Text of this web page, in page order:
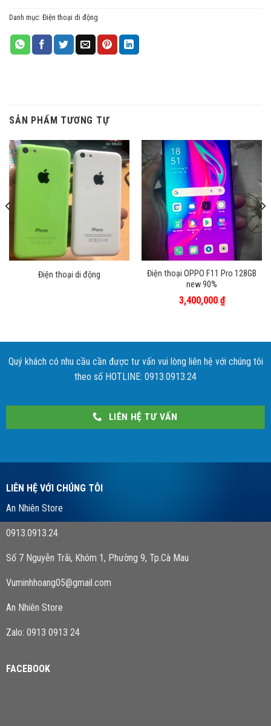
Danh mục: Điện thoại di động
SẢN PHẨM TƯƠNG TỰ
Điện thoại di động
Điện thoại OPPO F11 Pro 128GB
new 90%
3,400,000₫
Quý khách có nhu cầu cần được tư vấn vui lòng liên hệ với chúng tôi
theo số HOTLINE: 0913.0913.24
LIÊN HỆ TƯ VẤN
LIÊN HỆ VỚI CHÚNG TÔI
An Nhiên Store
0913.0913.24
Số 7 Nguyễn Trãi, Khóm 1, Phường 9, Tp.Cà Mau
Vuminhhoang05@gmail.com
An Nhiên Store
Zalo: 0913 0913 24
FACEBOOK